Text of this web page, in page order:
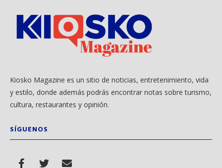
Kiosko Magazine es un sitio de noticias, entretenimiento, vida
y estilo, donde además podrás encontrar notas sobre turismo,
cultura, restaurantes y opinión.
SÍGUENOS